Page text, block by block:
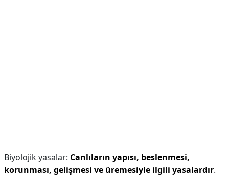
Biyolojik yasalar: Canlıların yapısı, beslenmesi,
korunması, gelişmesi ve üremesiyle ilgili yasalardır.